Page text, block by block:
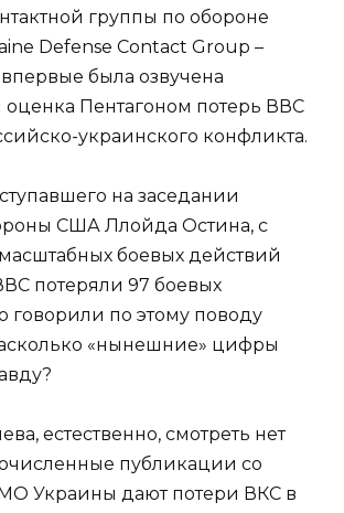
группы по обороне
Defense Contact Group –
впервые была озвучена
Пентагоном потерь ВВС
украинского конфликта.
на заседании
США Ллойда Остина, с
боевых действий
потеряли 97 боевых
говорили по этому поводу
«нынешние» цифры
естественно, смотреть нет
публикации со
Украины дают потери ВКС в